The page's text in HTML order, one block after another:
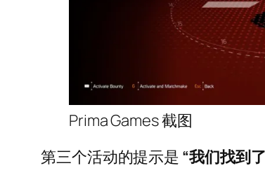
Prima Games 截图
第三个活动的提示是 “我们找到